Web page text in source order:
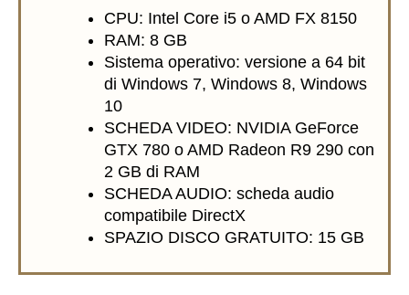
CPU: Intel Core i5 o AMD FX 8150
RAM: 8 GB
Sistema operativo: versione a 64 bit
di Windows 7, Windows 8, Windows
10
SCHEDA VIDEO: NVIDIA GeForce
GTX 780 o AMD Radeon R9 290 con
2 GB di RAM
SCHEDA AUDIO: scheda audio
compatibile DirectX
SPAZIO DISCO GRATUITO: 15 GB